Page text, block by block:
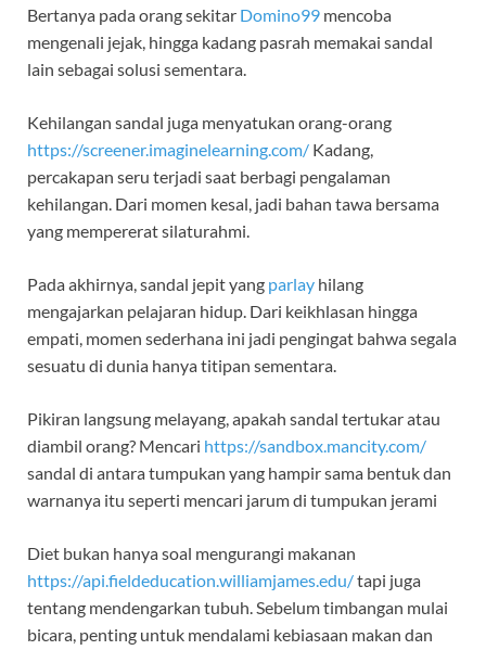
Bertanya pada orang sekitar Domino99 mencoba
mengenali jejak, hingga kadang pasrah memakai sandal
lain sebagai solusi sementara.
Kehilangan sandal juga menyatukan orang-orang
https://screener.imaginelearning.com/ Kadang,
percakapan seru terjadi saat berbagi pengalaman
kehilangan. Dari momen kesal, jadi bahan tawa bersama
yang mempererat silaturahmi.
Pada akhirnya, sandal jepit yang parlay hilang
mengajarkan pelajaran hidup. Dari keikhlasan hingga
empati, momen sederhana ini jadi pengingat bahwa segala
sesuatu di dunia hanya titipan sementara.
Pikiran langsung melayang, apakah sandal tertukar atau
diambil orang? Mencari https://sandbox.mancity.com/
sandal di antara tumpukan yang hampir sama bentuk dan
warnanya itu seperti mencari jarum di tumpukan jerami
Diet bukan hanya soal mengurangi makanan
https://api.fieldeducation.williamjames.edu/tapi juga
tentang mendengarkan tubuh. Sebelum timbangan mulai
bicara, penting untuk mendalami kebiasaan makan dan